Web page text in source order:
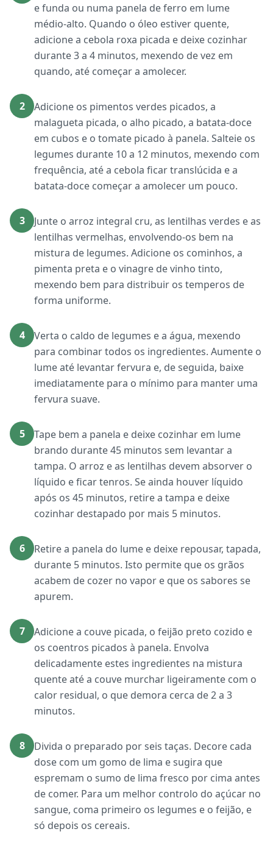
e funda ou numa panela de ferro em lume
médio-alto. Quando o óleo estiver quente,
adicione a cebola roxa picada e deixe cozinhar
durante 3 a 4 minutos, mexendo de vez em
quando, até começar a amolecer.
2
Adicione os pimentos verdes picados, a
malagueta picada, o alho picado, a batata-doce
em cubos e o tomate picado à panela. Salteie os
legumes durante 10 a 12 minutos, mexendo com
frequência, até a cebola ficar translúcida e a
batata-doce começar a amolecer um pouco.
3
Junte o arroz integral cru, as lentilhas verdes e as
lentilhas vermelhas, envolvendo-os bem na
mistura de legumes. Adicione os cominhos, a
pimenta preta e o vinagre de vinho tinto,
mexendo bem para distribuir os temperos de
forma uniforme.
4
Verta o caldo de legumes e a água, mexendo
para combinar todos os ingredientes. Aumente o
lume até levantar fervura e, de seguida, baixe
imediatamente para o mínimo para manter uma
fervura suave.
5
Tape bem a panela e deixe cozinhar em lume
brando durante 45 minutos sem levantar a
tampa. O arroz e as lentilhas devem absorver o
líquido e ficar tenros. Se ainda houver líquido
após os 45 minutos, retire a tampa e deixe
cozinhar destapado por mais 5 minutos.
6
Retire a panela do lume e deixe repousar, tapada,
durante 5 minutos. Isto permite que os grãos
acabem de cozer no vapor e que os sabores se
apurem.
7
Adicione a couve picada, o feijão preto cozido e
os coentros picados à panela. Envolva
delicadamente estes ingredientes na mistura
quente até a couve murchar ligeiramente com o
calor residual, o que demora cerca de 2 a 3
minutos.
8
Divida o preparado por seis taças. Decore cada
dose com um gomo de lima e sugira que
espremam o sumo de lima fresco por cima antes
de comer. Para um melhor controlo do açúcar no
sangue, coma primeiro os legumes e o feijão, e
só depois os cereais.